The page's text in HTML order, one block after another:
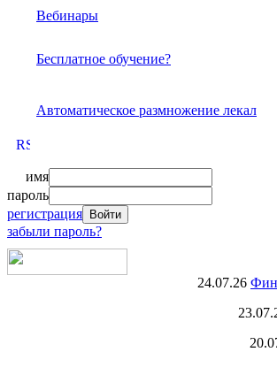
Вебинары
Бесплатное обучение?
Автоматическое размножение лекал
имя
пароль
регистрация
забыли пароль?
24.07.26